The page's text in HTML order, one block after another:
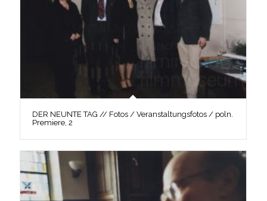
DER NEUNTE TAG // Fotos / Veranstaltungsfotos / poln.
Premiere, 2